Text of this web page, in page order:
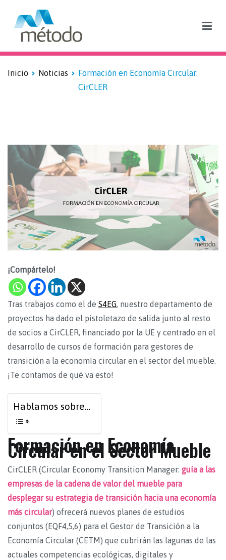
Blog sobre formación subvencionada y empleo
Inicio Noticias
Formación en Economía Circular:
CirCLER
¡Compártelo!
Tras trabajos como el de S4EG, nuestro departamento de
proyectos ha dado el pistoletazo de salida junto al resto
de socios a CirCLER, financiado por la UE y centrado en el
desarrollo de cursos de formación para gestores de
transición a la economía circular en el sector del mueble.
¡Te contamos de qué va esto!
Hablamos sobre...
Formación en Economía
Circular en el Sector Mueble
CirCLER (Circular Economy Transition Manager: guía a las
empresas de la cadena de valor del mueble para
desplegar su estrategia de transición hacia una economía
más circular) ofrecerá nuevos planes de estudios
conjuntos (EQF4,5,6) para el Gestor de Transición a la
Economía Circular (CETM) que cubrirán las lagunas de las
actuales competencias ecológicas, digitales y